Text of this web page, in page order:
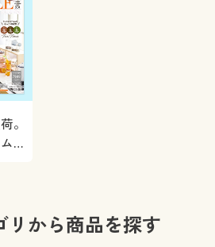
。
を
リから商品を探す